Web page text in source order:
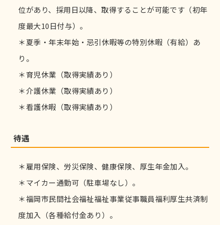
位があり、採用日以降、取得することが可能です（初年
度最大10日付与）。
＊夏季・年末年始・忌引休暇等の特別休暇（有給）あ
り。
＊育児休業（取得実績あり）
＊介護休業（取得実績あり）
＊看護休暇（取得実績あり）
待遇
＊雇用保険、労災保険、健康保険、厚生年金加入。
＊マイカー通勤可（駐車場なし）。
＊福岡市民間社会福祉福祉事業従事職員福利厚生共済制
度加入（各種給付金あり）。